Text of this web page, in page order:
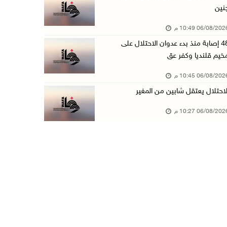
الاحتلال يخطر بإزالة أشجار زيتون والاستيلاء ع ...
رابطة العالم الإسلامي تدين تواصل انتهاكات الا ...
الاحتلال يدمّر بيت الزوجية قبل ساعات من الزفا ...
08/2026 10:49 م
48 إصابة منذ بدء عدوان الاحتلال على
قلنديا وكفر عق
08/2026 10:45 م
يعتقل شابين من المغير
08/2026 10:27 م